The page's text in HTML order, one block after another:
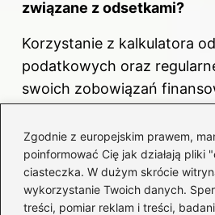
Zgodnie z europejskim prawem,
poinformować Cię jak działają pliki
ciasteczka. W dużym skrócie
wykorzystanie Twoich danych.
treści, pomiar reklam i treści,
związane z odsetkami?
Korzystanie z kalkulatora
podatkowych oraz
swoich zobowiązań
kosztów.
Jakie są aktualne stawki
podatkowych?